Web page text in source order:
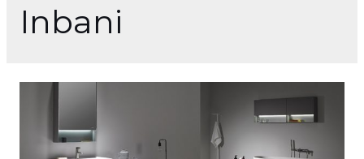
Inbani